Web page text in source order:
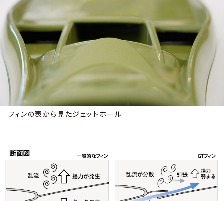
フィンの表から見たジェットホール